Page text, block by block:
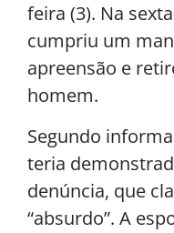
feira (3). Na
cumpriu um
apreensão e
homem.
Segundo
teria
denúncia, que
“absurdo”. A